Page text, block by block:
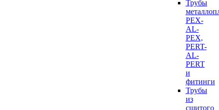
Трубы
PEX-
AL-
PEX,
PERT-
AL-
PERT
и
фитинги
Трубы
из
сшитого